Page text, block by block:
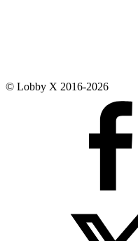
© Lobby X 2016-2026